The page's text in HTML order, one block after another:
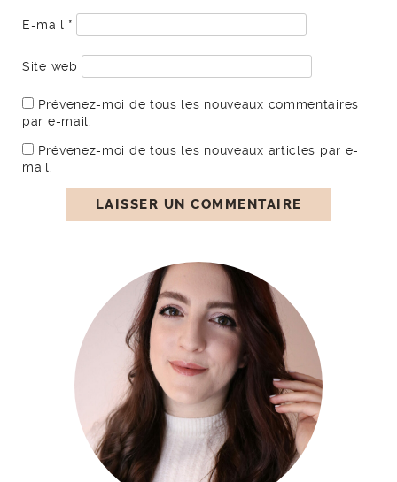
E-mail *
Site web
Prévenez-moi de tous les nouveaux commentaires
par e-mail.
Prévenez-moi de tous les nouveaux articles par e-
mail.